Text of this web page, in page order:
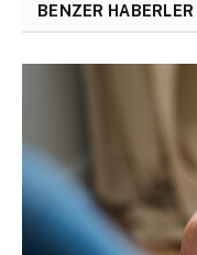
BENZER HABERLER